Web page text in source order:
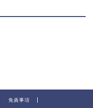
免責事項